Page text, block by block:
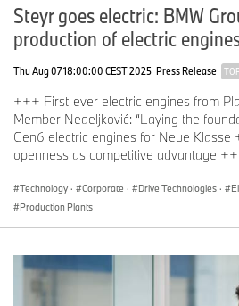
Steyr goes electric: BMW
production of electric
Thu Aug 07 18:00:00 CEST 2025 Press Release TOP
+++ First-ever electric engines from
Member Nedeljković: “Laying the
Gen6 electric engines for Neue Klasse
openness as competitive advantage
Technology · Corporate · Drive Technologies ·
Production Plants